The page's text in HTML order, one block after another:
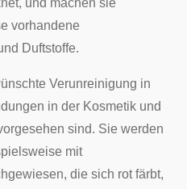
und machen sie
vorhandene
Duftstoffe.
Verunreinigung in
in der Kosmetik und
sind. Sie werden
mit
die sich rot färbt,